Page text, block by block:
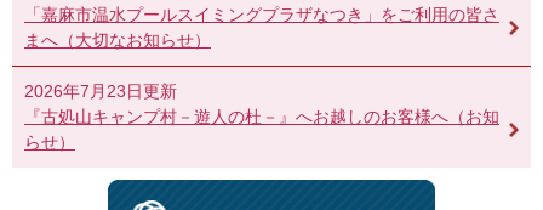
「嘉麻市温水プールスイミングプラザなつき」をご利用の皆さ
まへ（大切なお知らせ）
2026年7月23日更新
『古処山キャンプ村－遊人の杜－』へお越しのお客様へ（お知
らせ）